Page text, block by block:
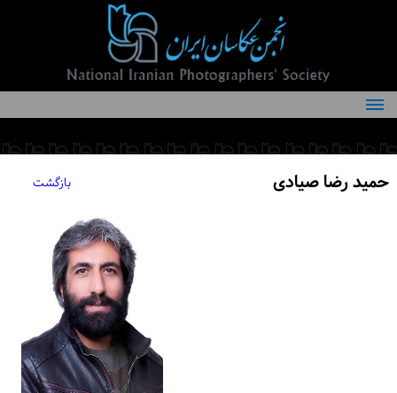
درباره انجمن
کمیته‌های انجمن
حمید رضا صیادی بازگشت